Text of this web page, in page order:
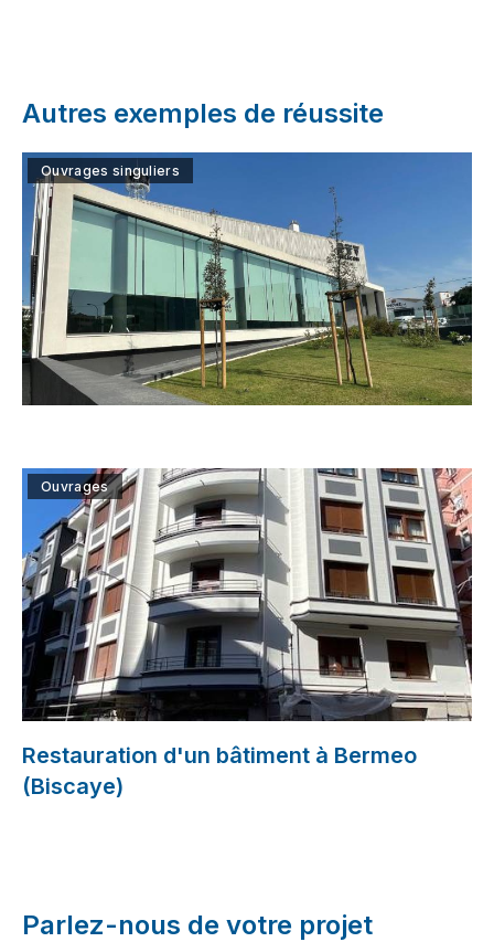
Autres exemples de réussite
Ouvrages singuliers
Ouvrages
Restauration d'un bâtiment à Bermeo
(Biscaye)
Parlez-nous de votre projet